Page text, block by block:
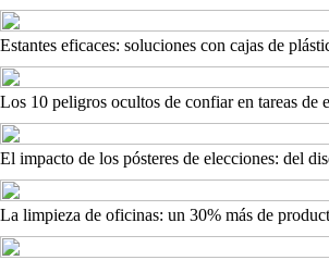
Estantes eficaces: soluciones con cajas de
Los 10 peligros ocultos de confiar en tareas de
El impacto de los pósteres de elecciones: del
La limpieza de oficinas: un 30% más de